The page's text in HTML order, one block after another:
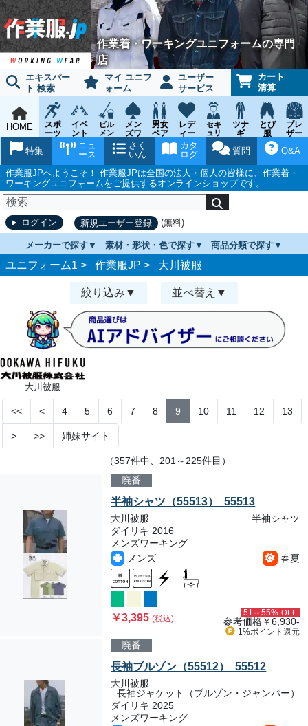
作業着・ワーキングユニフォームの専門
店
エキスパー
ト 検索
マイ ユニフ
ォーム
ユーザー
サービス
カート
清算
HOME
スポ
ーツ
ウェ
イベ
ント
チー
ム
ビル
メン
ンス
メン
ズワ
ーキ
ング
男女
ペア
レデ
ィー
ス
ワー
キン
グ
セキ
ュリ
ティ
ウェ
ツナ
ギ
とび
服
鳶作
業用
ブレ
ザー
ツ
Q&A
質問
カタ
ログ
さく
いん
ニュ
ース
特集
作業服JPへようこそ！ 作業服JPは全国の法人・個人の皆様に、作業着・
ワーキングユニフォームをご提供するオンラインショップです。
ログイン 新規ユーザー登録 (無料)
メーカーで探す 素材・形状・色で探す 商品分類で探す
ユニフォーム1 > 作業服JP > 大川被服
絞り込み 並べ替え
大川被服
<< < 4 5 6 7 8 9 10 11 12 13
> >> 姉妹サイト
（357件中、201～225件目）
廃番
半袖シャツ（55513） 55513
大川被服
半袖シャツ
ダイリキ 2016
メンズワーキング
メンズ
春夏
￥3,395(税込)
51～55% OFF
参考価格￥6,930-
1%ポイント 還元
廃番
長袖ブルゾン（55512） 55512
大川被服
長袖ジャケット（ブルゾン・ジャンパー）
ダイリキ 2025
メンズワーキング